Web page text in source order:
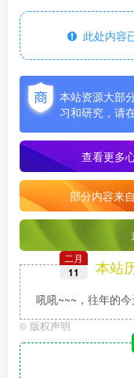
此处内容
本站资源大部
习和研究，请
查看更多
部分内容来
二月
11 本站
吼吼~~~，往年的
© 版权声明